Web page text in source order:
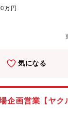
を磨けます。オートバ
とが可能です。② 業務
織拡大と業務見直しが
安定性と成長性を兼ね
た評価がなされる環境
長1名、主任2名、メン
ー※新規営業50％、既
南区～安佐北区含む）
的なブランド力がある
。・個人ノルマはなく
を高めることができま
課3名体制（課長1名
の厳しい風土ではなく
しており、安心して
ん。【会社概要】当社
社として、広島県・
、化粧品販売などを
万円
気になる
企画営業【ヤク